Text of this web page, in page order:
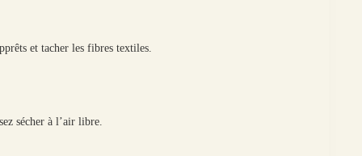
et tacher les fibres textiles.
sécher à l’air libre.